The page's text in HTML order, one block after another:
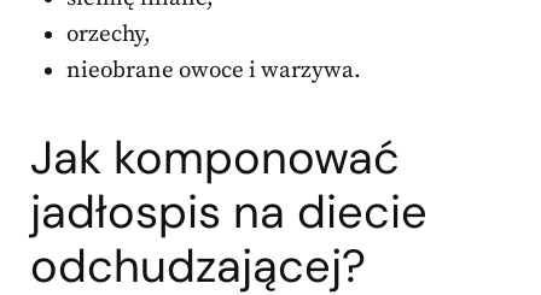
orzechy,
nieobrane owoce i warzywa.
Jak komponować
jadłospis na diecie
odchudzającej?